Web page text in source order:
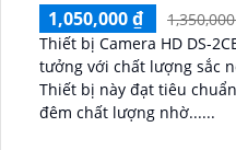
1,050,000 ₫
Thiết bị Camera HD DS-
tưởng với chất lượng sắc
Thiết bị này đạt tiêu
đêm chất lượng nhờ......